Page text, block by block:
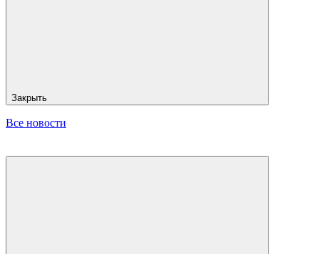
Закрыть
Все новости